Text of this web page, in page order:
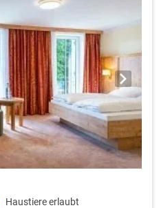
Haustiere erlaubt